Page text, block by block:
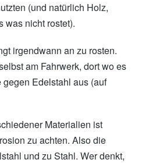
(und natürlich Holz,
was nicht rostet).
irgendwann an zu rosten.
am Fahrwerk, dort wo es
Edelstahl aus (auf
Materialien ist
zu achten. Also die
und zu Stahl. Wer denkt,